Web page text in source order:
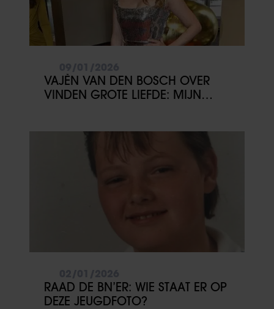
VAJÈN VAN DEN BOSCH OVER
VINDEN GROTE LIEFDE: MIJN
RAAD DE BN’ER: WIE STAAT ER OP
DEZE JEUGDFOTO?